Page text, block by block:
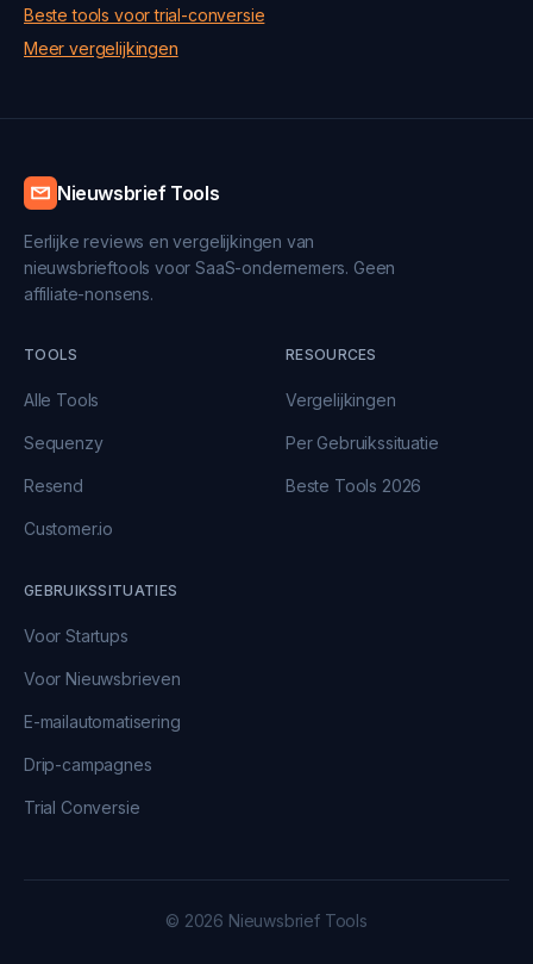
Beste tools voor trial-conversie
Meer vergelijkingen
Nieuwsbrief Tools
Eerlijke reviews en vergelijkingen van
nieuwsbrieftools voor SaaS-ondernemers. Geen
affiliate-nonsens.
TOOLS
Alle Tools
Sequenzy
Resend
Customer.io
RESOURCES
Vergelijkingen
Per Gebruikssituatie
Beste Tools 2026
GEBRUIKSSITUATIES
Voor Startups
Voor Nieuwsbrieven
E-mailautomatisering
Drip-campagnes
Trial Conversie
© 2026 Nieuwsbrief Tools